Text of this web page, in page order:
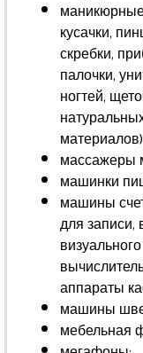
кусачки,
скребки,
палочки,
ногтей,
массажеры
машинки
машины
для записи,
аппараты
машины
мебельная